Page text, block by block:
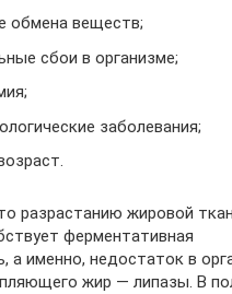
обмена веществ;
сбои в организме;
заболевания;
разрастанию жировой
ферментативная
а именно, недостаток в
жир — липазы. В